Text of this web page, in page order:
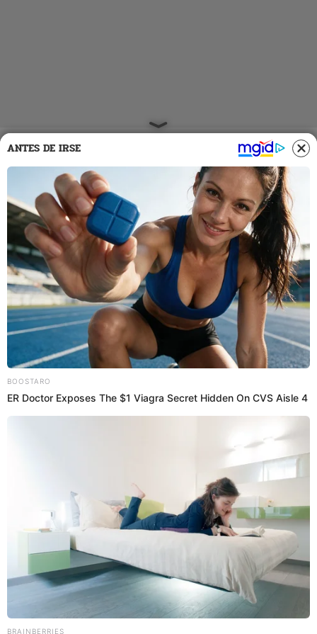
19 Feb 2026 | 18:31 h
Confirmado | Sutran informa el BLOQUEO MASIVO
de carreteras en Perú por las lluvias y huaicos
Las fuertes lluvias en Perú han causado daños significativos en
carreteras clave, interrumpiendo el tránsito en diversas regiones.
Sutran
ANTES DE IRSE